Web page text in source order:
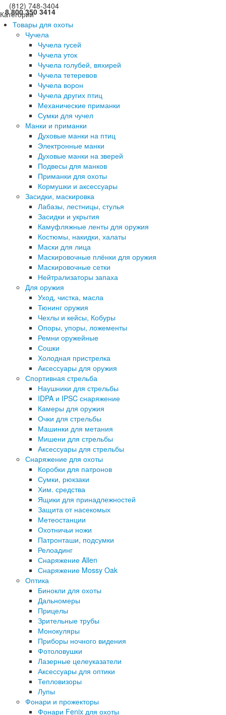
(812) 748-3404
8 800 350 3414
Категории
Товары для охоты
Чучела
Чучела гусей
Чучела уток
Чучела голубей, вяхирей
Чучела тетеревов
Чучела ворон
Чучела других птиц
Механические приманки
Сумки для чучел
Манки и приманки
Духовые манки на птиц
Электронные манки
Духовые манки на зверей
Подвесы для манков
Приманки для охоты
Кормушки и аксессуары
Засидки, маскировка
Лабазы, лестницы, стулья
Засидки и укрытия
Камуфляжные ленты для оружия
Костюмы, накидки, халаты
Маски для лица
Маскировочные плёнки для оружия
Маскировочные сетки
Нейтрализаторы запаха
Для оружия
Уход, чистка, масла
Тюнинг оружия
Чехлы и кейсы, Кобуры
Опоры, упоры, ложементы
Ремни оружейные
Сошки
Холодная пристрелка
Аксессуары для оружия
Спортивная стрельба
Наушники для стрельбы
IDPA и IPSC снаряжение
Камеры для оружия
Очки для стрельбы
Машинки для метания
Мишени для стрельбы
Аксессуары для стрельбы
Снаряжение для охоты
Коробки для патронов
Сумки, рюкзаки
Хим. средства
Ящики для принадлежностей
Защита от насекомых
Метеостанции
Охотничьи ножи
Патронташи, подсумки
Релоадинг
Снаряжение Allen
Снаряжение Mossy Oak
Оптика
Бинокли для охоты
Дальномеры
Прицелы
Зрительные трубы
Монокуляры
Приборы ночного видения
Фотоловушки
Лазерные целеуказатели
Аксессуары для оптики
Тепловизоры
Лупы
Фонари и прожекторы
Фонари Fenix для охоты